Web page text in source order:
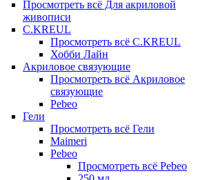
Просмотреть всё Для акриловой
живописи
C.KREUL
Просмотреть всё C.KREUL
Хобби Лайн
Акриловое связующие
Просмотреть всё Акриловое
связующие
Pebeo
Гели
Просмотреть всё Гели
Maimeri
Pebeo
Просмотреть всё Pebeo